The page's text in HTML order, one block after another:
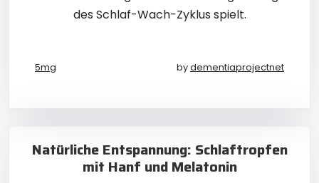
des Schlaf-Wach-Zyklus spielt.
5mg bydementiaprojectnet
Natürliche Entspannung: Schlaftropfen
mit Hanf und Melatonin